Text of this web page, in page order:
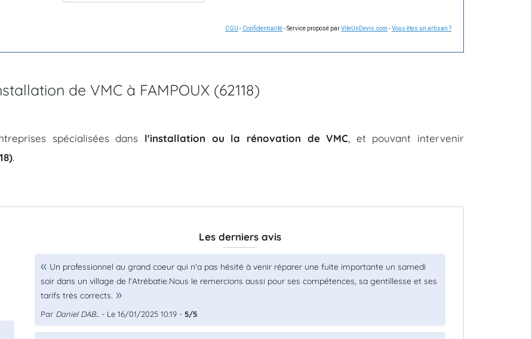
CGU - Confidentialité- Service proposé parViteUnDevis.com -Vous êtes un artisan ?
de VMC à FAMPOUX (62118)
spécialisées dans l'installation ou la rénovation de VMC , et pouvant intervenir
.
Les derniers avis
Un professionnel au grand coeur qui n'a pas hésité à venir réparer une fuite importante un samedi
soir dans un village de l'Atrébatie.Nous le remercions aussi pour ses compétences, sa gentillesse et ses
tarifs très corrects.
Par Daniel DAB... - Le 16/01/2025 10:19 - 5/5